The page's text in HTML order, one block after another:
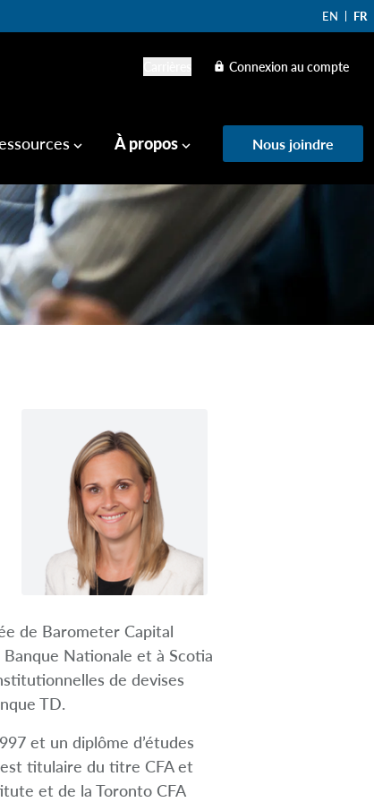
EN FR
lock Connexion au compte
keyboard_arrow_down À propos keyboard_arrow_down Nous joindre
de Barometer Capital
Nationale et à Scotia
de devises
TD.
et un diplôme d’études
titulaire du titre CFA et
et de la Toronto CFA